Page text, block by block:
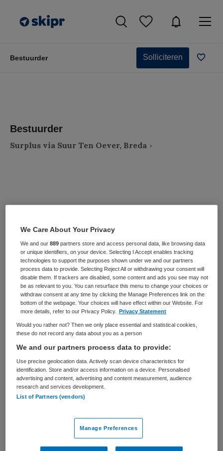
Bestuurder Solliciteren
Bestuurder
Surplus via Suur Ten Oever, Breda
Overige Vaste aanstelling
PLAATSINGSDATUM
21 februari 2025
NIVEAU
WO
Senior
DIENSTVERBAND
Fulltime
Vacature niet beschikbaar
Deze vacature Bestuurder bij Surplus via Suur Ten Oever
is niet meer actueel. Hieronder staan enkele vergelijkbare
vacatures die voor u wellicht interessant zijn.
We Care About Your Privacy
We and our889 partners store and access personal data, like browsing data
or unique identifiers, on your device. Selecting I Accept enables tracking
technologies to support the purposes shown under we and our partners
process data to provide. Selecting Reject All or withdrawing your consent will
disable them. If trackers are disabled, some content and ads you see may not
be as relevant to you. You can resurface this menu to change your choices or
withdraw consent at any time by clicking the Manage Preferences link on the
bottom of the webpage. Your choices will have effect within our Website. For
more details, refer to our Privacy Policy.
Privacy Statement
Would you rather not? Then we only place essential and statistical cookies,
these do not record any data about you as a person
We and our partners process data to provide:
Use precise geolocation data. Actively scan device characteristics for
identification. Store and/or access information on a device. Personalised
advertising and content, advertising and content measurement, audience
research and services development.
List of Partners (vendors)
Manage Preferences